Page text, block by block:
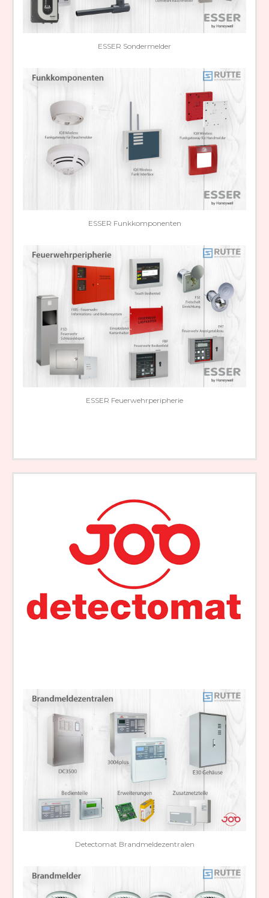
ESSER Sondermelder
ESSER Funkkomponenten
ESSER Feuerwehrperipherie
Detectomat Brandmeldezentralen